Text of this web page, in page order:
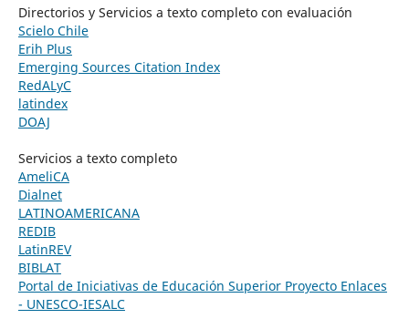
Directorios y Servicios a texto completo con evaluación
Scielo Chile
Erih Plus
Emerging Sources Citation Index
RedALyC
latindex
DOAJ
Servicios a texto completo
AmeliCA
Dialnet
LATINOAMERICANA
REDIB
LatinREV
BIBLAT
Portal de Iniciativas de Educación Superior Proyecto Enlaces
- UNESCO-IESALC